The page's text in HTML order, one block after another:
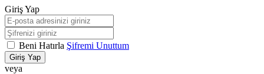
Giriş Yap
Beni Hatırla Şifremi Unuttum
Giriş Yap
veya